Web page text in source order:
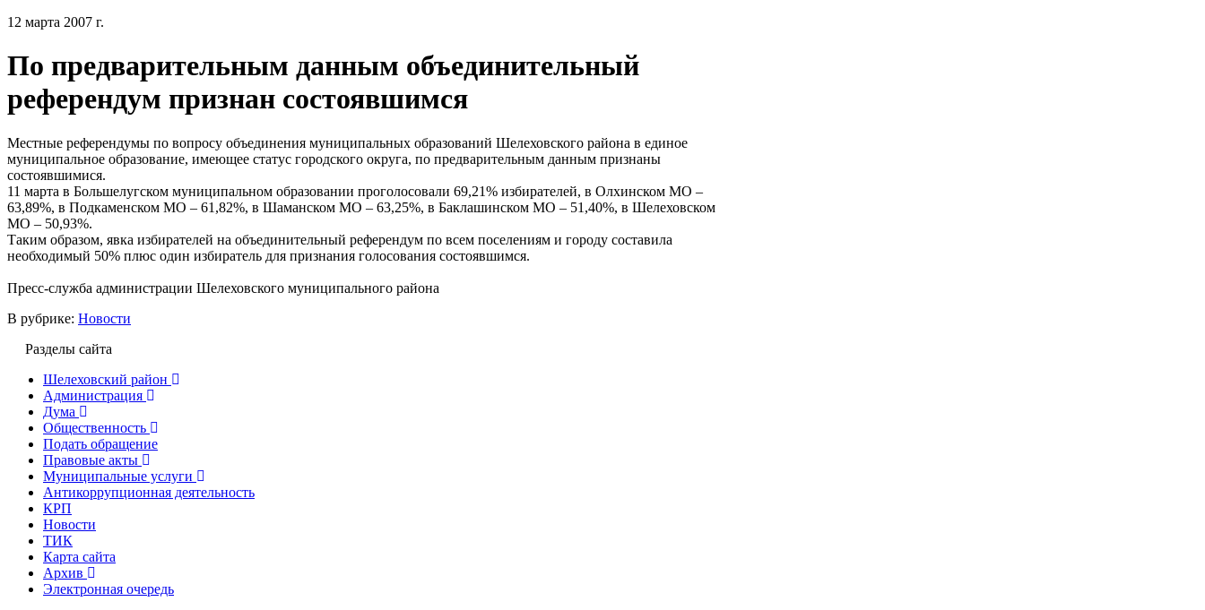
12 марта 2007 г.
По предварительным данным объединительный
референдум признан состоявшимся
Местные референдумы по вопросу объединения муниципальных образований Шелеховского района в единое
муниципальное образование, имеющее статус городского округа, по предварительным данным признаны
состоявшимися.
11 марта в Большелугском муниципальном образовании проголосовали 69,21% избирателей, в Олхинском МО –
63,89%, в Подкаменском МО – 61,82%, в Шаманском МО – 63,25%, в Баклашинском МО – 51,40%, в Шелеховском
МО – 50,93%.
Таким образом, явка избирателей на объединительный референдум по всем поселениям и городу составила
необходимый 50% плюс один избиратель для признания голосования состоявшимся.
Пресс-служба администрации Шелеховского муниципального района
В рубрике: Новости
Разделы сайта
Шелеховский район
Администрация
Дума
Общественность
Подать обращение
Правовые акты
Муниципальные услуги
Антикоррупционная деятельность
КРП
Новости
ТИК
Карта сайта
Архив
Электронная очередь